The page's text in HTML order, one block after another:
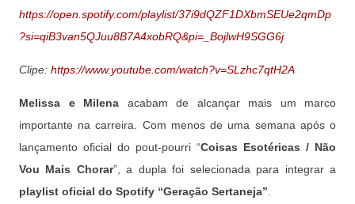
https://open.spotify.com/playlist/37i9dQZF1DXbmSEUe2qmDp
?si=qiB3van5QJuu8B7A4xobRQ&pi=_BojlwH9SGG6j
Clipe: https://www.youtube.com/watch?v=SLzhc7qtH2A
Melissa e Milena acabam de alcançar mais um marco
importante na carreira. Com menos de uma semana após o
lançamento oficial do pout-pourri “Coisas Esotéricas / Não
Vou Mais Chorar”, a dupla foi selecionada para integrar a
playlist oficial do Spotify “Geração Sertaneja”